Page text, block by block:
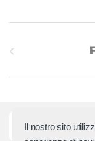
Categorie principali
Il nostro sito